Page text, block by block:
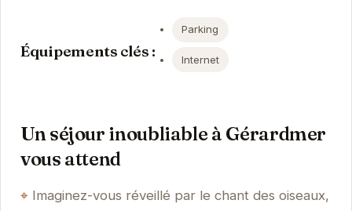
Équipements clés :
Parking
Internet
Un séjour inoubliable à Gérardmer
vous attend
Imaginez-vous réveillé par le chant des oiseaux,